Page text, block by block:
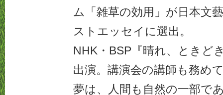
ム「雑草の効用」が日本文
ストエッセイに選出。
NHK・BSP『晴れ、ときど
出演。講演会の講師も務め
夢は、人間も自然の一部で